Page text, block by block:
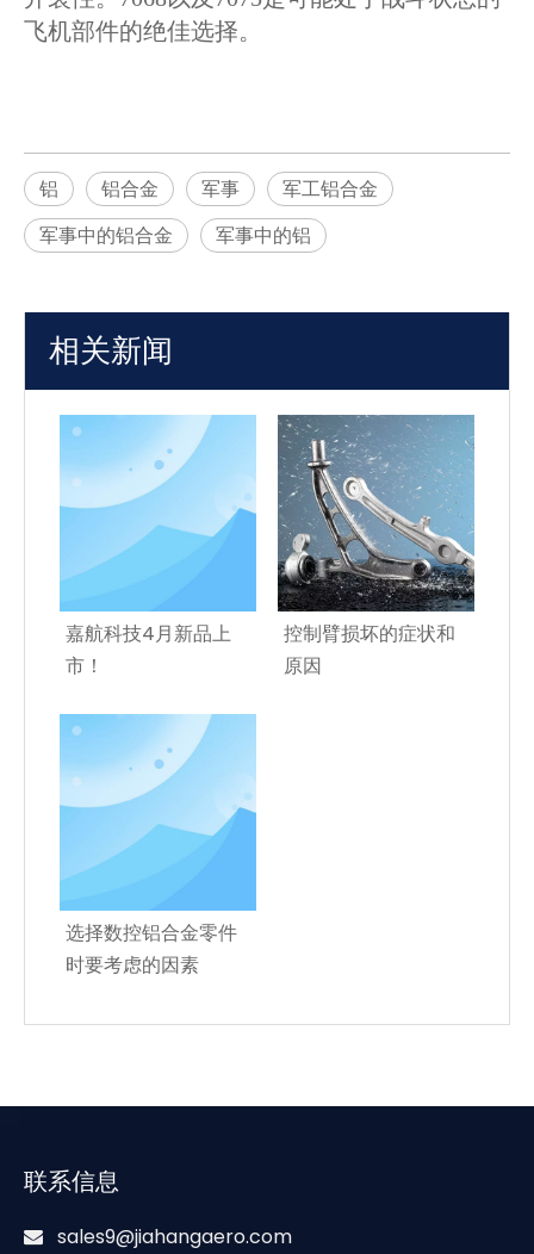
飞机部件的绝佳选择。
铝 铝合金 军事
军工铝合金
军事中的铝合金
军事中的铝
相关新闻
嘉航科技4月新品上
市！
控制臂损坏的症状和
原因
选择数控铝合金零件
时要考虑的因素
联系信息
 sales9@jiahangaero.com